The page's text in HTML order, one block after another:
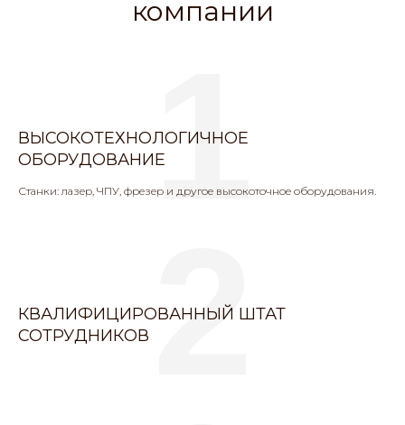
компании
ВЫСОКОТЕХНОЛОГИЧНОЕ
ОБОРУДОВАНИЕ
Станки: лазер, ЧПУ, фрезер и другое высокоточное оборудования.
1
КВАЛИФИЦИРОВАННЫЙ ШТАТ
СОТРУДНИКОВ 2